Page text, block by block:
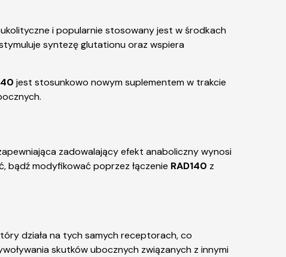
i popularnie stosowany jest w środkach
syntezę glutationu oraz wspiera
jest stosunkowo nowym suplementem w trakcie
zadowalający efekt anaboliczny wynosi
bądź modyfikować poprzez łączenie RAD140 z
działa na tych samych receptorach, co
skutków ubocznych związanych z innymi